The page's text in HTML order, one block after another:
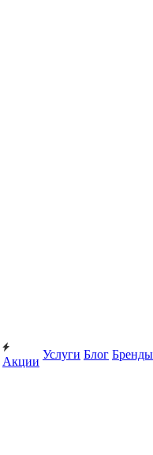
Акции
Услуги Блог Бренды